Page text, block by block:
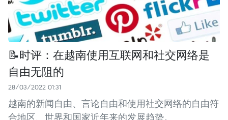
📝时评：在越南使用互联网和社交网络是
自由无阻的
28/03/2022 01:31
越南的新闻自由、言论自由和使用社交网络的自由符
合地区、世界和国家近年来的发展趋势。